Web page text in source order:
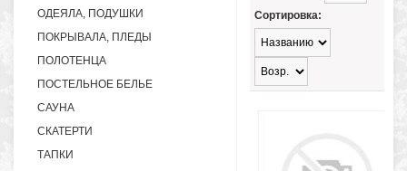
ОДЕЯЛА, ПОДУШКИ
ПОКРЫВАЛА, ПЛЕДЫ
ПОЛОТЕНЦА
ПОСТЕЛЬНОЕ БЕЛЬЕ
САУНА
СКАТЕРТИ
ТАПКИ
Сортировка: